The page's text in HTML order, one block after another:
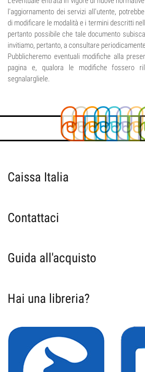
l'aggiornamento dei servizi all'utente,
di modificare le modalità e i termini descritti
pertanto possibile che tale documento
invitiamo, pertanto, a consultare
Pubblicheremo eventuali modifiche alla
pagina e, qualora le modifiche fossero
segnalargliele.
Caissa Italia
Contattaci
Guida all'acquisto
Hai una libreria?